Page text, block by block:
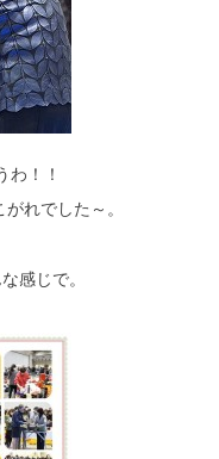
わ！！
れでした～。
感じで。